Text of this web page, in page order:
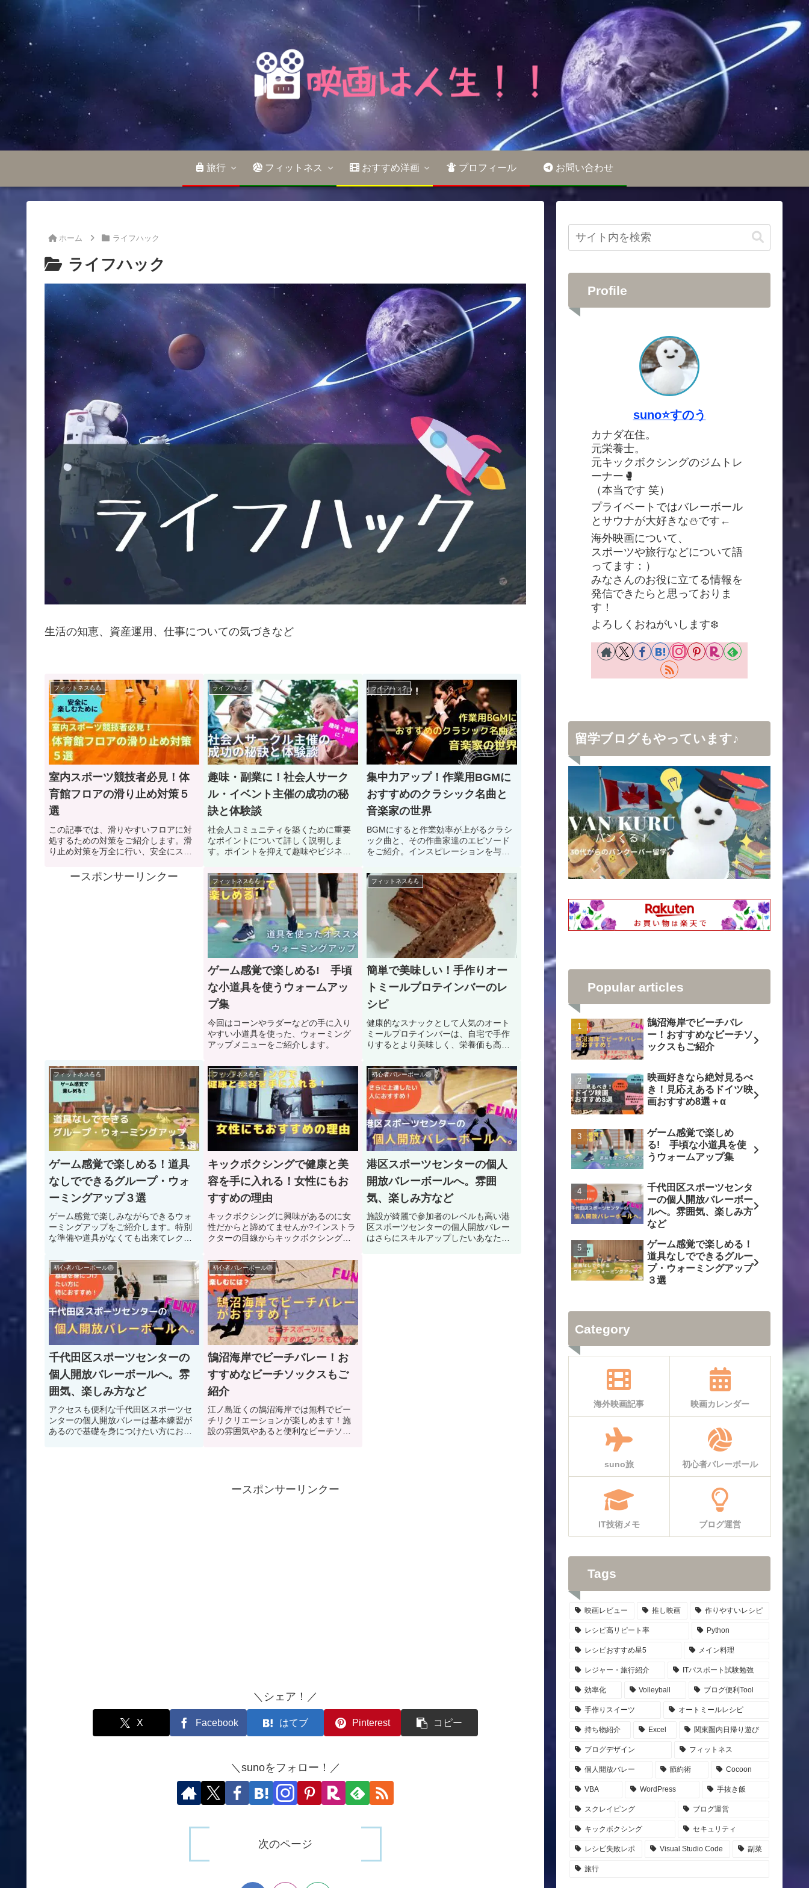
旅行 フィットネス おすすめ洋画 プロフィール お問い合わせ
ホーム ライフハック
ライフハック
生活の知恵、資産運用、仕事についての気づきなど
フィットネス💪💪
室内スポーツ競技者必見！体
育館フロアの滑り止め対策５
選
この記事では、滑りやすいフロアに対
処するための対策をご紹介します。滑
り止め対策を万全に行い、安全にスポ
ライフハック
趣味・副業に！社会人サーク
ル・イベント主催の成功の秘
訣と体験談
社会人コミュニティを築くために重要
なポイントについて詳しく説明しま
す。ポイントを抑えて趣味やビジネス
ライフハック
集中力アップ！作業用BGMに
おすすめのクラシック名曲と
音楽家の世界
BGMにすると作業効率が上がるクラシ
ック曲と、その作曲家達のエピソード
をご紹介。インスピレーションを与え
ースポンサーリンクー フィットネス💪💪
ゲーム感覚で楽しめる! 手頃
な小道具を使うウォームアッ
プ集
今回はコーンやラダーなどの手に入り
やすい小道具を使った、ウォーミング
アップメニューをご紹介します。
フィットネス💪💪
簡単で美味しい！手作りオー
トミールプロテインバーのレ
シピ
健康的なスナックとして人気のオート
ミールプロテインバーは、自宅で手作
りするとより美味しく、栄養価も高め
フィットネス💪💪
ゲーム感覚で楽しめる！道具
なしでできるグループ・ウォ
ーミングアップ３選
ゲーム感覚で楽しみながらできるウォ
ーミングアップをご紹介します。特別
な準備や道具がなくても出来てレクリ
フィットネス💪💪
キックボクシングで健康と美
容を手に入れる！女性にもお
すすめの理由
キックボクシングに興味があるのに女
性だからと諦めてませんか?インストラ
クターの目線からキックボクシングの
初心者バレーボール🏐
港区スポーツセンターの個人
開放バレーボールへ。雰囲
気、楽しみ方など
施設が綺麗で参加者のレベルも高い港
区スポーツセンターの個人開放バレー
はさらにスキルアップしたいあなたに
初心者バレーボール🏐
千代田区スポーツセンターの
個人開放バレーボールへ。雰
囲気、楽しみ方など
アクセスも便利な千代田区スポーツセ
ンターの個人開放バレーは基本練習が
あるので基礎を身につけたい方におす
初心者バレーボール🏐
鵠沼海岸でビーチバレー！お
すすめなビーチソックスもご
紹介
江ノ島近くの鵠沼海岸では無料でビー
チリクリエーションが楽しめます！施
設の雰囲気やあると便利なビーチソッ
ースポンサーリンクー
＼シェア！／
X Facebook はてブ Pinterest コピー
＼sunoをフォロー！／
次のページ
Profile
suno⭐️すのう
カナダ在住。
元栄養士。
元キックボクシングのジムトレ
ーナー🥊
（本当です 笑）
プライベートではバレーボール
とサウナが大好きな⛄️です←
海外映画について、
スポーツや旅行などについて語
ってます：）
みなさんのお役に立てる情報を
発信できたらと思っておりま
す！
よろしくおねがいします❄️
留学ブログもやっています♪
Popular articles
鵠沼海岸でビーチバレ
ー！おすすめなビーチソ
ックスもご紹介
映画好きなら絶対見るべ
き！見応えあるドイツ映
画おすすめ8選＋α
ゲーム感覚で楽しめ
る! 手頃な小道具を使
うウォームアップ集
千代田区スポーツセンタ
ーの個人開放バレーボー
ルへ。雰囲気、楽しみ方
など
ゲーム感覚で楽しめる！
道具なしでできるグルー
プ・ウォーミングアップ
３選
Category
海外映画記事 映画カレンダー
suno旅 初心者バレーボール
IT技術メモ ブログ運営
Tags
映画レビュー 推し映画 作りやすいレシピ
レシピ高リピート率 Python
レシピおすすめ星5 メイン料理
レジャー・旅行紹介 ITパスポート試験勉強
効率化 Volleyball ブログ便利Tool
手作りスイーツ オートミールレシピ
持ち物紹介 Excel 関東圏内日帰り遊び
ブログデザイン フィットネス
個人開放バレー 節約術 Cocoon
VBA WordPress 手抜き飯
スクレイピング ブログ運営
キックボクシング セキュリティ
レシピ失敗レポ Visual Studio Code 副菜
旅行